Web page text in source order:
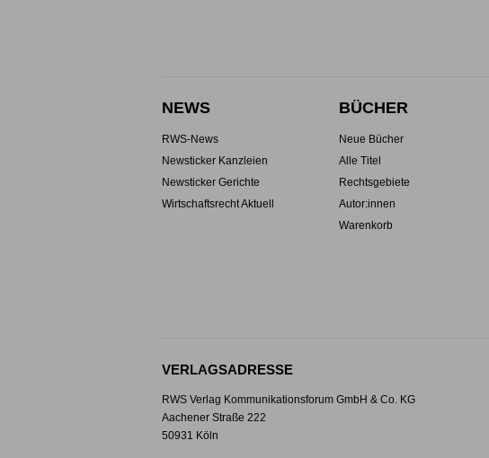
NEWS
RWS-News
Newsticker Kanzleien
Newsticker Gerichte
Wirtschaftsrecht Aktuell
BÜCHER
Neue Bücher
Alle Titel
Rechtsgebiete
Autor:innen
Warenkorb
VERLAGSADRESSE
RWS Verlag Kommunikationsforum GmbH & Co. KG
Aachener Straße 222
50931 Köln